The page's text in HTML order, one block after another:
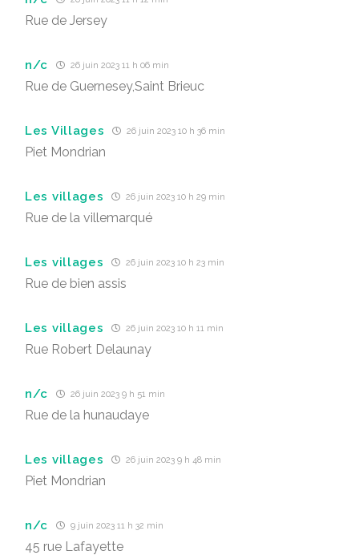
Rue de Jersey
n/c 26 juin 2023 11 h 06 min
Rue de Guernesey,Saint Brieuc
Les Villages 26 juin 2023 10 h 36 min
Piet Mondrian
Les villages 26 juin 2023 10 h 29 min
Rue de la villemarqué
Les villages 26 juin 2023 10 h 23 min
Rue de bien assis
Les villages 26 juin 2023 10 h 11 min
Rue Robert Delaunay
n/c 26 juin 2023 9 h 51 min
Rue de la hunaudaye
Les villages 26 juin 2023 9 h 48 min
Piet Mondrian
n/c 9 juin 2023 11 h 32 min
45 rue Lafayette